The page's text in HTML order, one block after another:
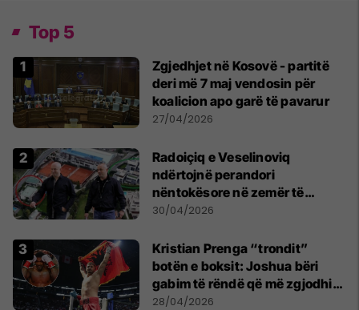
Top 5
Zgjedhjet në Kosovë - partitë
deri më 7 maj vendosin për
koalicion apo garë të pavarur
27/04/2026
Radoiçiq e Veselinoviq
ndërtojnë perandori
nëntokësore në zemër të
Beogradit, nën vilat e tyre
30/04/2026
Kristian Prenga “trondit”
botën e boksit: Joshua bëri
gabim të rëndë që më zgjodhi
mua si kundërshtar
28/04/2026